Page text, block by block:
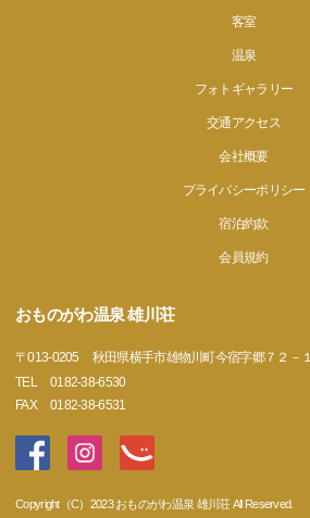
客室
温泉
フォトギャラリー
交通アクセス
会社概要
プライバシーポリシー
宿泊約款
会員規約
おものがわ温泉 雄川荘
〒013-0205
秋田県横手市雄物川町今宿字郷７２－１
TEL
0182-38-6530
FAX
0182-38-6531
Copyright（C）2023 おものがわ温泉 雄川荘 All Reserved.